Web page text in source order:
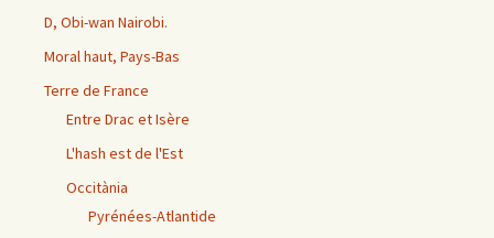
D, Obi-wan Nairobi.
Moral haut, Pays-Bas
Terre de France
Entre Drac et Isère
L'hash est de l'Est
Occitània
Pyrénées-Atlantide